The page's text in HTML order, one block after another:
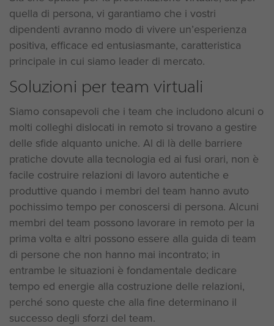
quella di persona, vi garantiamo che i vostri
dipendenti avranno modo di vivere un’esperienza
positiva, efficace ed entusiasmante, caratteristica
principale in cui siamo leader di mercato.
Soluzioni per team virtuali
Siamo consapevoli che i team che includono alcuni o
molti colleghi dislocati in remoto si trovano a gestire
delle sfide alquanto uniche. Al di là delle barriere
pratiche dovute alla tecnologia ed ai fusi orari, non è
facile costruire relazioni di lavoro autentiche e
produttive quando i membri del team hanno avuto
pochissimo tempo per conoscersi di persona. Alcuni
membri del team possono lavorare in remoto per la
prima volta e altri possono essere alla guida di team
di persone che non hanno mai incontrato; in
entrambe le situazioni è fondamentale dedicare
tempo ed energie alla costruzione delle relazioni,
perché sono queste che alla fine determinano il
successo degli sforzi del team.